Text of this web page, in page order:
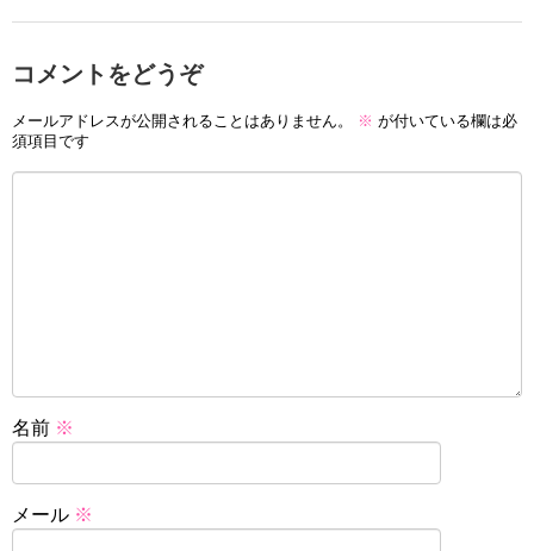
コメントをどうぞ
メールアドレスが公開されることはありません。 ※ が付いている欄は必
須項目です
名前 ※
メール ※